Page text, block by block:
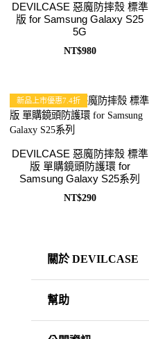
DEVILCASE 惡魔防摔殼 標準
版 for Samsung Galaxy S25
5G
NT$980
新品上市優惠7.4折
DEVILCASE 惡魔防摔殼 標準
版 單購鏡頭防護環 for
Samsung Galaxy S25系列
NT$290
關於 DEVILCASE
幫助